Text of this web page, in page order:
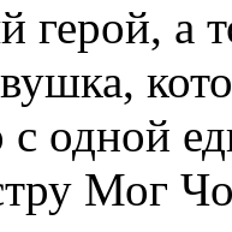
герой, а
с одной
Мог